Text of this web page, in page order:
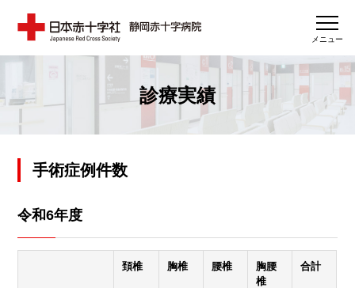
メニュー
診療実績
手術症例件数
令和6年度
頚椎 胸椎 腰椎
胸腰
椎
合計